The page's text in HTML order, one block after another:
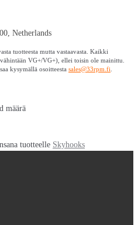
Netherlands
tuotteesta mutta vastaavasta. Kaikki
VG+/VG+), ellei toisin ole mainittu.
kysymällä osoitteesta sales@33rpm.fi
määrä
tuotteelle Skyhooks